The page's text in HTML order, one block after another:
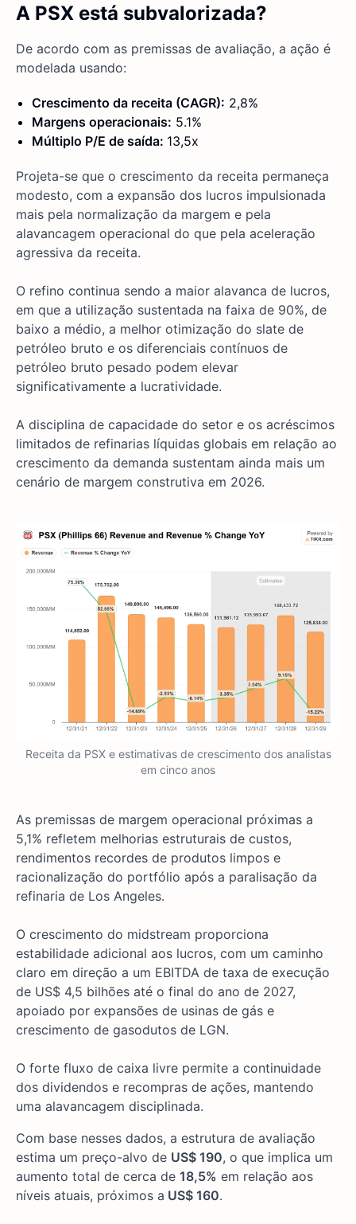
A PSX está subvalorizada?
De acordo com as premissas de avaliação, a ação é
modelada usando:
Crescimento da receita (CAGR): 2,8%
Margens operacionais: 5.1%
Múltiplo P/E de saída: 13,5x
Projeta-se que o crescimento da receita permaneça
modesto, com a expansão dos lucros impulsionada
mais pela normalização da margem e pela
alavancagem operacional do que pela aceleração
agressiva da receita.
O refino continua sendo a maior alavanca de lucros,
em que a utilização sustentada na faixa de 90%, de
baixo a médio, a melhor otimização do slate de
petróleo bruto e os diferenciais contínuos de
petróleo bruto pesado podem elevar
significativamente a lucratividade.
A disciplina de capacidade do setor e os acréscimos
limitados de refinarias líquidas globais em relação ao
crescimento da demanda sustentam ainda mais um
cenário de margem construtiva em 2026.
Receita da PSX e estimativas de crescimento dos analistas
em cinco anos
As premissas de margem operacional próximas a
5,1% refletem melhorias estruturais de custos,
rendimentos recordes de produtos limpos e
racionalização do portfólio após a paralisação da
refinaria de Los Angeles.
O crescimento do midstream proporciona
estabilidade adicional aos lucros, com um caminho
claro em direção a um EBITDA de taxa de execução
de US$ 4,5 bilhões até o final do ano de 2027,
apoiado por expansões de usinas de gás e
crescimento de gasodutos de LGN.
O forte fluxo de caixa livre permite a continuidade
dos dividendos e recompras de ações, mantendo
uma alavancagem disciplinada.
Com base nesses dados, a estrutura de avaliação
estima um preço-alvo de US$ 190, o que implica um
aumento total de cerca de 18,5% em relação aos
níveis atuais, próximos a US$ 160.